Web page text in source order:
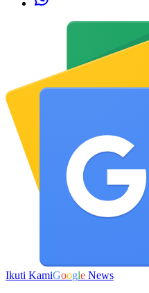
Ikuti KamiGoogle News